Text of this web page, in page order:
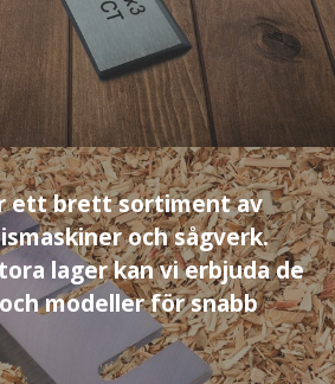
ett brett sortiment av
och sågverk.
lager kan vi erbjuda de
modeller för snabb